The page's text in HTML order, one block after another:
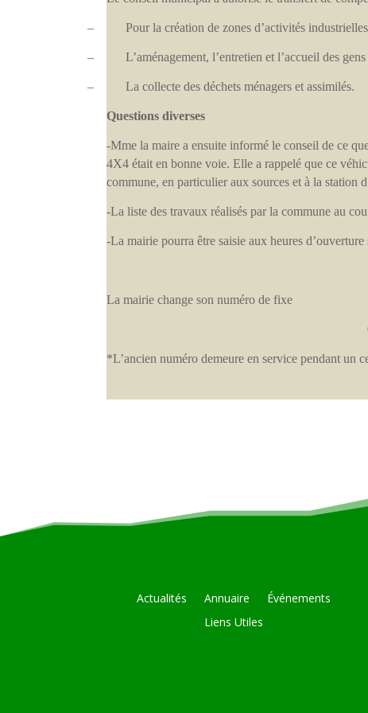
– Pour la création de zones d’activités
– L’aménagement, l’entretien et l’accueil des
– La collecte des déchets ménagers et assimilés.
Questions diverses
-Mme la maire a ensuite informé le conseil de ce
4X4 était en bonne voie. Elle a rappelé que ce
commune, en particulier aux sources et à la station
-La liste des travaux réalisés par la commune au
-La mairie pourra être saisie aux heures
La mairie change son numéro de fixe
*L’ancien numéro demeure en service pendant un
Actualités Annuaire
Événements
Liens Utiles